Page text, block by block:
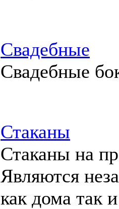
Свадебные
Свадебные
Стаканы
Стаканы на
Являются
как дома так